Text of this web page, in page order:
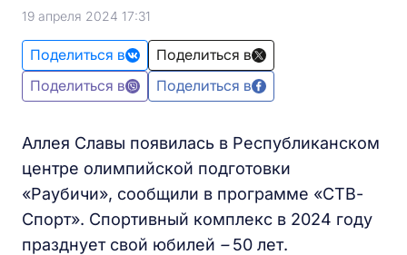
19 апреля 2024 17:31
Поделиться в
Поделиться в
Поделиться в
Поделиться в
Аллея Славы появилась в Республиканском
центре олимпийской подготовки
«Раубичи», сообщили в программе «СТВ-
Спорт». Спортивный комплекс в 2024 году
празднует свой юбилей – 50 лет.